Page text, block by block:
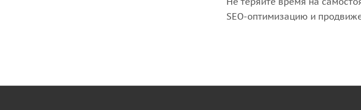
SEO-оптимизацию и